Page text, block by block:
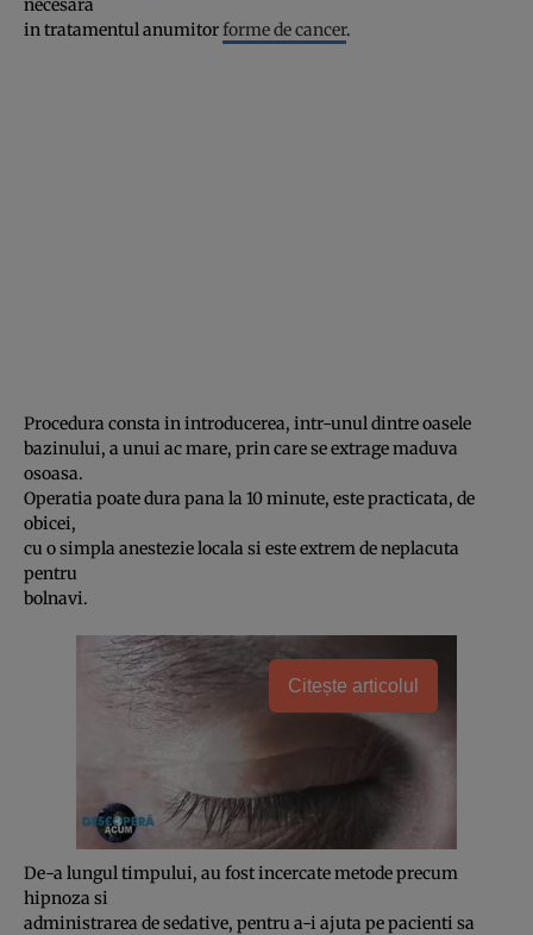
necesara
in tratamentul anumitorforme de cancer.
Procedura consta in introducerea, intr-unul dintre oasele
bazinului, a unui ac mare, prin care se extrage maduva
osoasa.
Operatia poate dura pana la 10 minute, este practicata, de
obicei,
cu o simpla anestezie locala si este extrem de neplacuta
pentru
bolnavi.
Citește articolul
De-a lungul timpului, au fost incercate metode precum
hipnoza si
administrarea de sedative, pentru a-i ajuta pe pacienti sa